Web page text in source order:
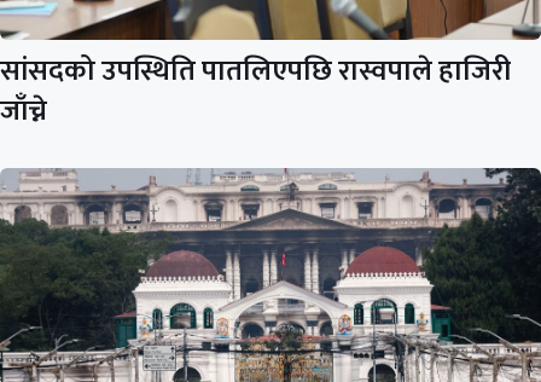
सांसदको उपस्थिति पातलिएपछि रास्वपाले हाजिरी
जाँच्ने